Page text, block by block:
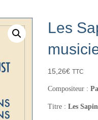
Les
15,26€ TTC
Compositeur :
Titre :Les